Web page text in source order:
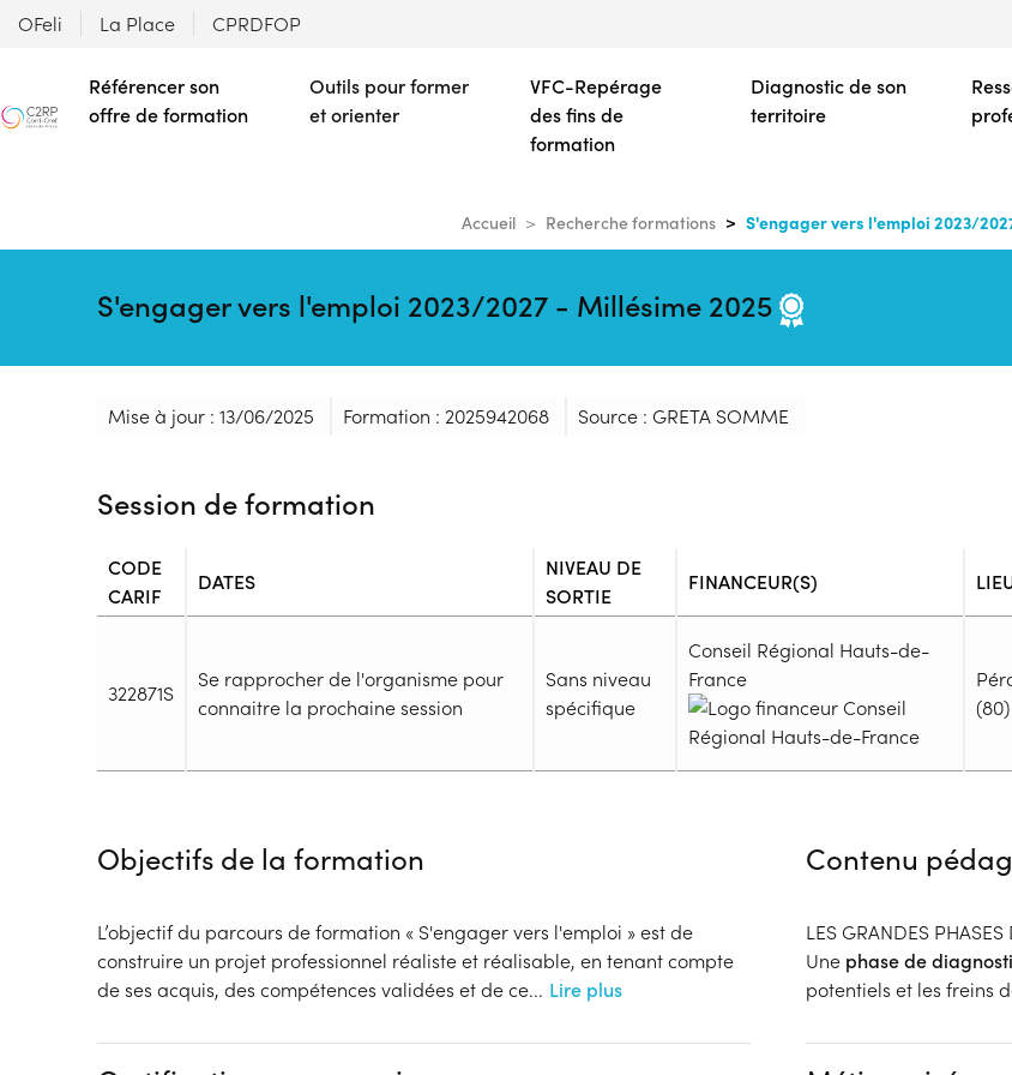
contenu
principal
OFeli La Place CPRDFOP
Référencer son
offre de formation
Outils pour former
et orienter
VFC-Repérage
des fins de
formation
Diagnostic de son
territoire
Accueil Recherche formations S'engager vers l'emploi 2023/
S'engager vers l'emploi 2023/2027 - Millésime 2025
Mise à jour : 13/06/2025 Formation : 2025942068 Source : GRETA SOMME
Session de formation
CODE
CARIF
DATES
NIVEAU DE
SORTIE
FINANCEUR(S)
322871S
Se rapprocher de l'organisme pour
connaitre la prochaine session
Sans niveau
spécifique
Conseil Régional Hauts-de-
France
(80)
Durée en centre :350h
Rythme :
Temps plein
Type de parcours : Parcours collectif
Dispositif
Financeur
Prérequis :
Pour les publics non
faire suite à un Contrat
prévue dans ce cadre.
Public :
Objectifs de la formation
L’objectif du parcours de formation « S'engager vers l'emploi » est de
construire un projet professionnel réaliste et réalisable, en tenant compte
de ses acquis, des compétences validées et de ce... Lire plus
Contenu
LES GRANDES
Une phase de
potentiels et les freins